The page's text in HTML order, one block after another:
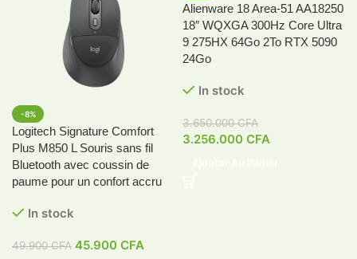
-8%
Logitech Signature Comfort
Plus M850 L Souris sans fil
Bluetooth avec coussin de
paume pour un confort accru
In stock
49.900CFA 45.900 CFA
Alienware 18 Area-51 AA18250
18″ WQXGA 300Hz Core Ultra
9 275HX 64Go 2To RTX 5090
24Go
In stock
3.650.000CFA
3.256.000 CFA